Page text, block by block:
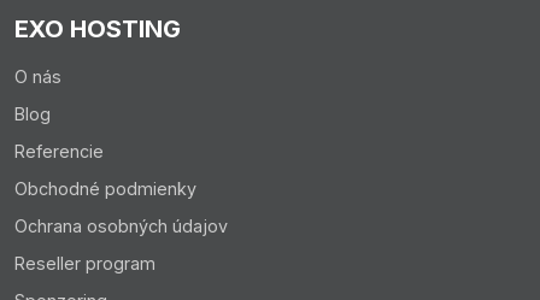
EXO HOSTING
O nás
Blog
Referencie
Obchodné podmienky
Ochrana osobných údajov
Reseller program